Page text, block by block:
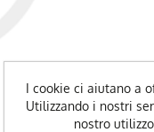
I cookie ci aiutano a
Utilizzando i nostri
nostro